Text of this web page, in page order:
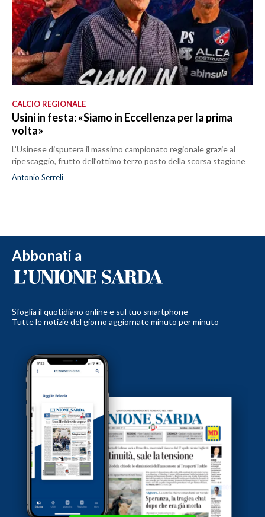
CALCIO REGIONALE
Usini in festa: «Siamo in Eccellenza per la prima
volta»
L’Usinese disputera il massimo campionato regionale grazie al
ripescaggio, frutto dell’ottimo terzo posto della scorsa stagione
Antonio Serreli
Abbonati a
Sfoglia il quotidiano online e sul tuo smartphone
Tutte le notizie del giorno aggiornate minuto per minuto